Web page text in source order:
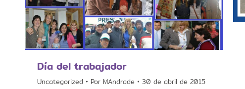
Día del trabajador
Uncategorized Por MAndrade 30 de abril de 2015